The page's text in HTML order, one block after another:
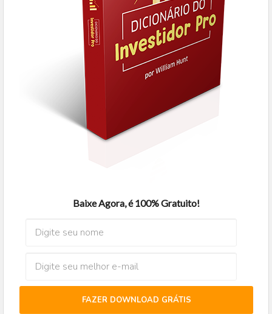
Baixe Agora, é 100% Gratuito!
FAZER DOWNLOAD GRÁTIS